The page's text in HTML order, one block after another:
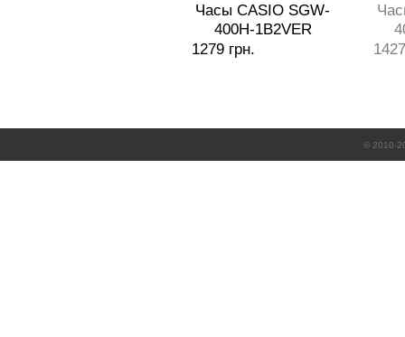
Часы CASIO SGW-
400H-1B2VER
1279 грн.
© 2010-